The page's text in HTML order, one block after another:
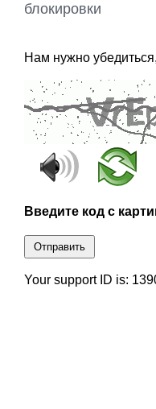
блокировки
Нам нужно
Введите код с
Отправить
Your support ID is: